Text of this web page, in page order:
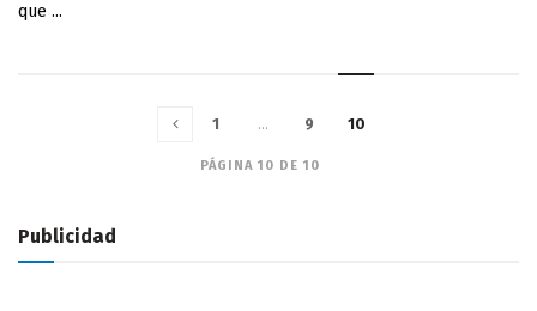
que ...
PÁGINA 10 DE 10
1 … 9 10
Publicidad